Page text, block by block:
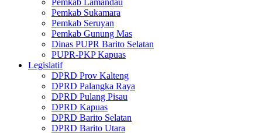
Pemkab Lamandau
Pemkab Sukamara
Pemkab Seruyan
Pemkab Gunung Mas
Dinas PUPR Barito Selatan
PUPR-PKP Kapuas
Legislatif
DPRD Prov Kalteng
DPRD Palangka Raya
DPRD Pulang Pisau
DPRD Kapuas
DPRD Barito Selatan
DPRD Barito Utara